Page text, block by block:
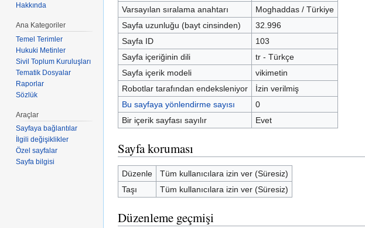
Varsayılan sıralama anahtarı
Moghaddas / Türkiye
Sayfa uzunluğu (bayt cinsinden)
32.996
Sayfa ID
103
Sayfa içeriğinin dili
tr - Türkçe
Sayfa içerik modeli
vikimetin
Robotlar tarafından endeksleniyor
İzin verilmiş
Bu sayfaya yönlendirme sayısı
0
Bir içerik sayfası sayılır
Evet
Sayfa koruması
Düzenle
Tüm kullanıcılara izin ver (Süresiz)
Taşı
Tüm kullanıcılara izin ver (Süresiz)
Düzenleme geçmişi
Hakkında
Ana Kategoriler
Temel Terimler
Hukuki Metinler
Sivil Toplum Kuruluşları
Tematik Dosyalar
Raporlar
Sözlük
Araçlar
Sayfaya bağlantılar
İlgili değişiklikler
Özel sayfalar
Sayfa bilgisi